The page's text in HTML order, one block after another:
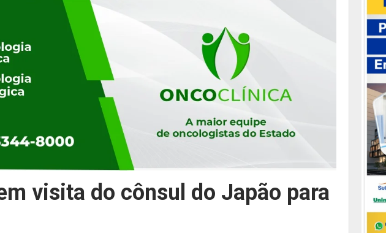
visita do cônsul do Japão para